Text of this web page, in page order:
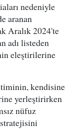
nedeniyle
aranan
Aralık 2024'te
adı listeden
eleştirilerine
kendisine
yerleştirirken
nüfuz